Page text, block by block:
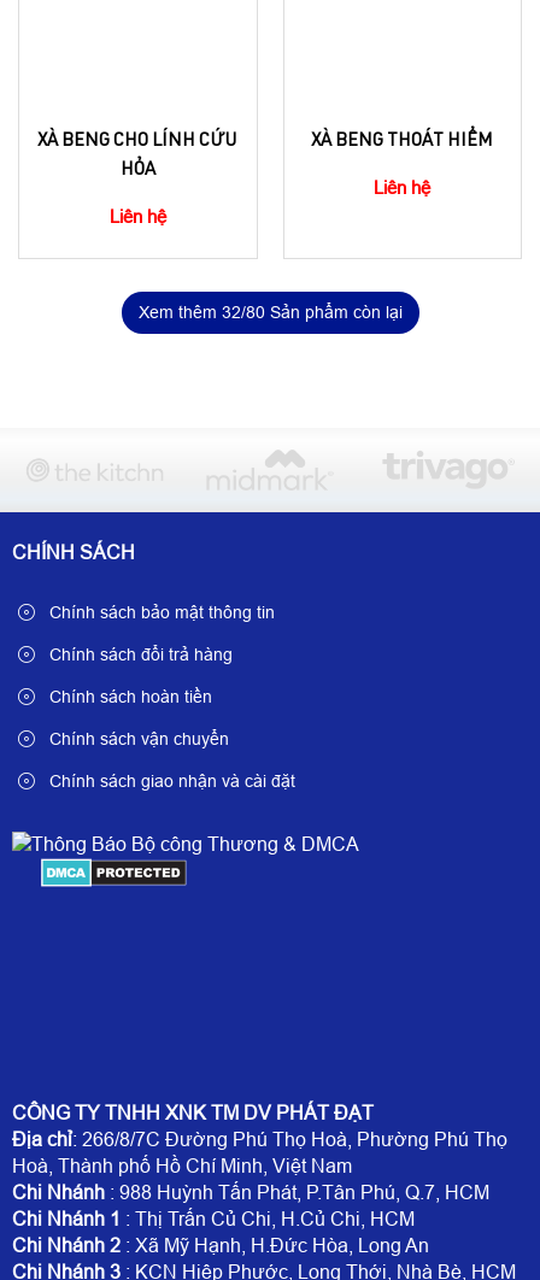
XÀ BENG CHO LÍNH CỨU
HỎA
Liên hệ
XÀ BENG THOÁT HIỂM
Liên hệ
Xem thêm 32/80 Sản phẩm còn lại
CÔNG TY TNHH XNK TM DV PHÁT ĐẠT
Địa chỉ: 266/8/7C Đường Phú Thọ Hoà, Phường Phú Thọ
Hoà, Thành phố Hồ Chí Minh, Việt Nam
Chi Nhánh : 988 Huỳnh Tấn Phát, P.Tân Phú, Q.7, HCM
Chi Nhánh 1 : Thị Trấn Củ Chi, H.Củ Chi, HCM
Chi Nhánh 2 : Xã Mỹ Hạnh, H.Đức Hòa, Long An
Chi Nhánh 3 : KCN Hiệp Phước, Long Thới, Nhà Bè, HCM
CHÍNH SÁCH
Chính sách bảo mật thông tin
Chính sách đổi trả hàng
Chính sách hoàn tiền
Chính sách vận chuyển
Chính sách giao nhận và cài đặt